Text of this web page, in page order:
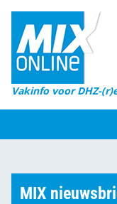
Vakinfo voor DHZ-
Home
Magazines
DHZ Sessie
Marktcijfers
MIX